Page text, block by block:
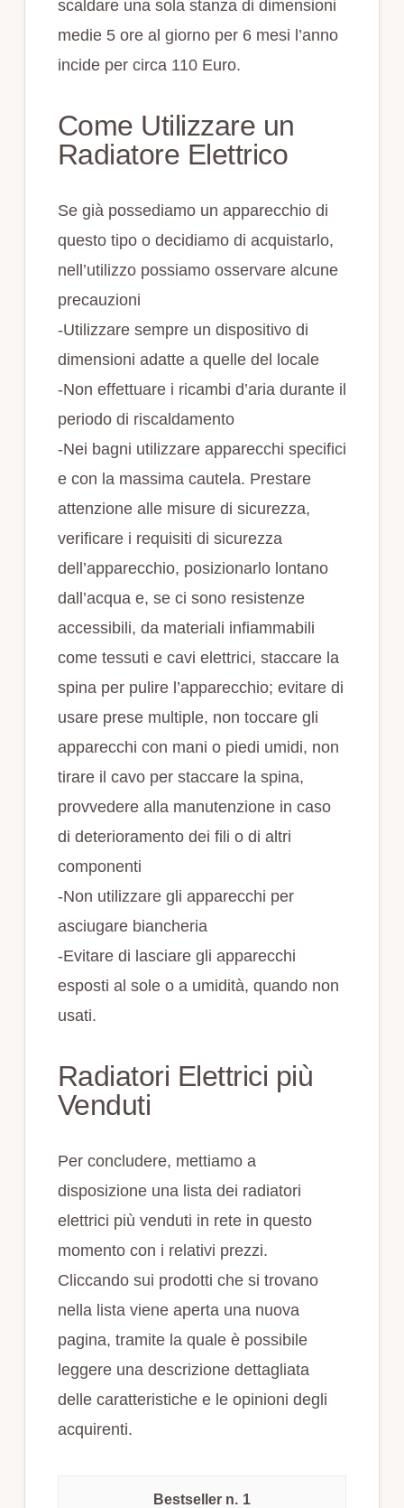
scaldare una sola stanza di dimensioni
medie 5 ore al giorno per 6 mesi l’anno
incide per circa 110 Euro.
Come Utilizzare un
Radiatore Elettrico
Se già possediamo un apparecchio di
questo tipo o decidiamo di acquistarlo,
nell’utilizzo possiamo osservare alcune
precauzioni
-Utilizzare sempre un dispositivo di
dimensioni adatte a quelle del locale
-Non effettuare i ricambi d’aria durante il
periodo di riscaldamento
-Nei bagni utilizzare apparecchi specifici
e con la massima cautela. Prestare
attenzione alle misure di sicurezza,
verificare i requisiti di sicurezza
dell’apparecchio, posizionarlo lontano
dall’acqua e, se ci sono resistenze
accessibili, da materiali infiammabili
come tessuti e cavi elettrici, staccare la
spina per pulire l’apparecchio; evitare di
usare prese multiple, non toccare gli
apparecchi con mani o piedi umidi, non
tirare il cavo per staccare la spina,
provvedere alla manutenzione in caso
di deterioramento dei fili o di altri
componenti
-Non utilizzare gli apparecchi per
asciugare biancheria
-Evitare di lasciare gli apparecchi
esposti al sole o a umidità, quando non
usati.
Radiatori Elettrici più
Venduti
Per concludere, mettiamo a
disposizione una lista dei radiatori
elettrici più venduti in rete in questo
momento con i relativi prezzi.
Cliccando sui prodotti che si trovano
nella lista viene aperta una nuova
pagina, tramite la quale è possibile
leggere una descrizione dettagliata
delle caratteristiche e le opinioni degli
acquirenti.
1